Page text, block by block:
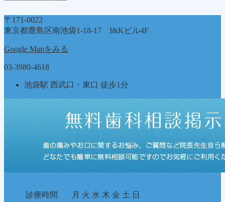
ゴ
リ
〒171-0022
東京都豊島区南池袋1-18-17 I&Kビル4F
Google Mapをみる
03-3980-4618
池袋駅 西武口・東口 徒歩1分
診療時間 月 火 水 木 金 土 日